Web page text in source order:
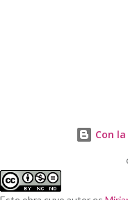
traído un punto de
aprovecha este hecho.
como para no
Con